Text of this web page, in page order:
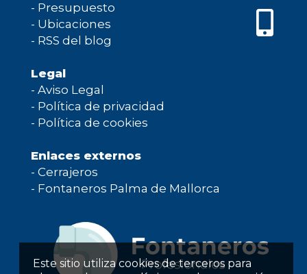
Este sitio utiliza cookies de terceros para
- Presupuesto
- Ubicaciones
- RSS del blog
Legal
- Aviso Legal
- Política de privacidad
- Política de cookies
Enlaces externos
- Cerrajeros
- Fontaneros Palma de Mallorca